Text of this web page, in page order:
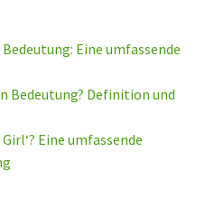
Eine umfassende
Bedeutung? Definition und
Eine umfassende